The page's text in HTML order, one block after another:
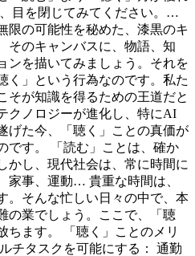
目を閉じてみてください。…
限の可能性を秘めた、漆黒のキ
そのキャンバスに、物語、知
ンを描いてみましょう。それを
く」という行為なのです。私た
そが知識を得るための王道だと
クノロジーが進化し、特にAI
げた今、「聴く」ことの真価が
です。 「読む」ことは、確か
かし、現代社会は、常に時間に
家事、運動… 貴重な時間は、
。そんな忙しい日々の中で、本
の業でしょう。ここで、「聴
ちます。 「聴く」ことのメリ
チタスクを可能にする： 通勤